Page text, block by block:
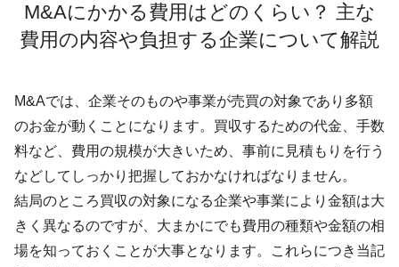
M&Aにかかる費用はどのくらい？ 主な
費用の内容や負担する企業について解説
M&Aでは、企業そのものや事業が売買の対象であり多額
のお金が動くことになります。買収するための代金、手数
料など、費用の規模が大きいため、事前に見積もりを行う
などしてしっかり把握しておかなければなりません。
結局のところ買収の対象になる企業や事業により金額は大
きく異なるのですが、大まかにでも費用の種類や金額の相
場を知っておくことが大事となります。これらにつき当記